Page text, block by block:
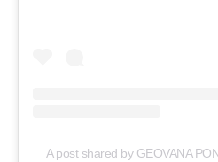
A post shared by GEOVANA